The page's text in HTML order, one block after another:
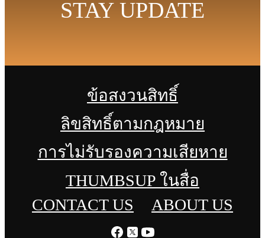
STAY UPDATE
ข้อสงวนสิทธิ์
ลิขสิทธิ์ตามกฎหมาย
การไม่รับรองความเสียหาย
THUMBSUP ในสื่อ
CONTACT US
ABOUT US